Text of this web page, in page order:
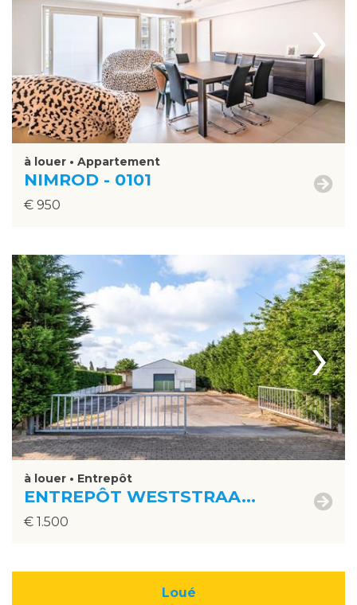
›
à louer • Appartement
NIMROD - 0101
€ 950
›
à louer • Entrepôt
ENTREPÔT WESTSTRAA...
€ 1.500
Loué